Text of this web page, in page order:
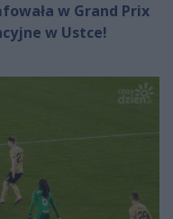
w Grand Prix
w Ustce!